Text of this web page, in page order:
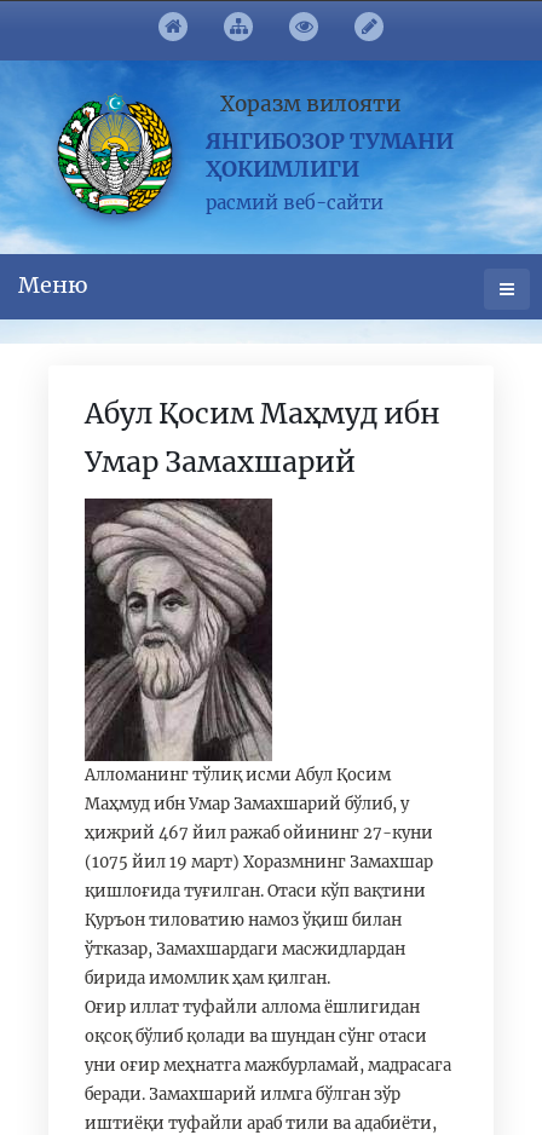
Хоразм вилояти
ЯНГИБОЗОР ТУМАНИ
ҲОКИМЛИГИ
расмий веб-сайти
Меню
Абул Қосим Маҳмуд ибн
Умар Замахшарий
Алломанинг тўлиқ исми Абул Қосим
Маҳмуд ибн Умар Замахшарий бўлиб, у
ҳижрий 467 йил ражаб ойининг 27-куни
(1075 йил 19 март) Хоразмнинг Замахшар
қишлоғида туғилган. Отаси кўп вақтини
Қуръон тиловатию намоз ўқиш билан
ўтказар, Замахшардаги масжидлардан
бирида имомлик ҳам қилган.
Оғир иллат туфайли аллома ёшлигидан
оқсоқ бўлиб қолади ва шундан сўнг отаси
уни оғир меҳнатга мажбурламай, мадрасага
беради. Замахшарий илмга бўлган зўр
иштиёқи туфайли араб тили ва адабиёти,